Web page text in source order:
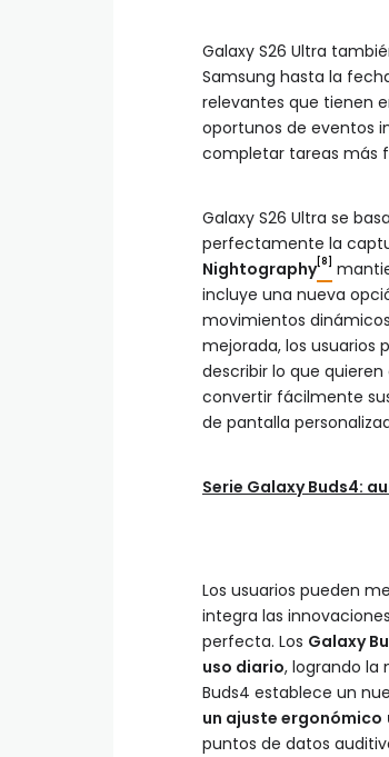
Galaxy S26 Ultra
Samsung hasta la
relevantes que tienen
oportunos de eventos
completar tareas más
Galaxy S26 Ultra se
perfectamente la
Nightography[8]
incluye una nueva
movimientos
mejorada, los usuarios
describir lo que
convertir fácilmente
de pantalla
Serie Galaxy Buds4:
Los usuarios pueden
integra las
perfecta. Los Galaxy
uso diario, logrando la
Buds4 establece un
un ajuste ergonómico
puntos de datos